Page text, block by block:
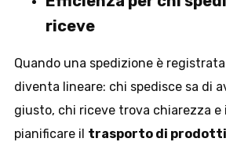
riceve
Quando una spedizione è
diventa lineare: chi spedisce sa di
giusto, chi riceve trova chiarezza e
pianificare il trasporto di